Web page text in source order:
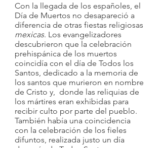
Con la llegada de los españoles, el
Día de Muertos no desapareció a
diferencia de otras fiestas religiosas
mexicas. Los evangelizadores
descubrieron que la celebración
prehispánica de los muertos
coincidía con el día de Todos los
Santos, dedicado a la memoria de
los santos que murieron en nombre
de Cristo y,  donde las reliquias de
los mártires eran exhibidas para
recibir culto por parte del pueblo.
También había una coincidencia
con la celebración de los fieles
difuntos, realizada justo un día